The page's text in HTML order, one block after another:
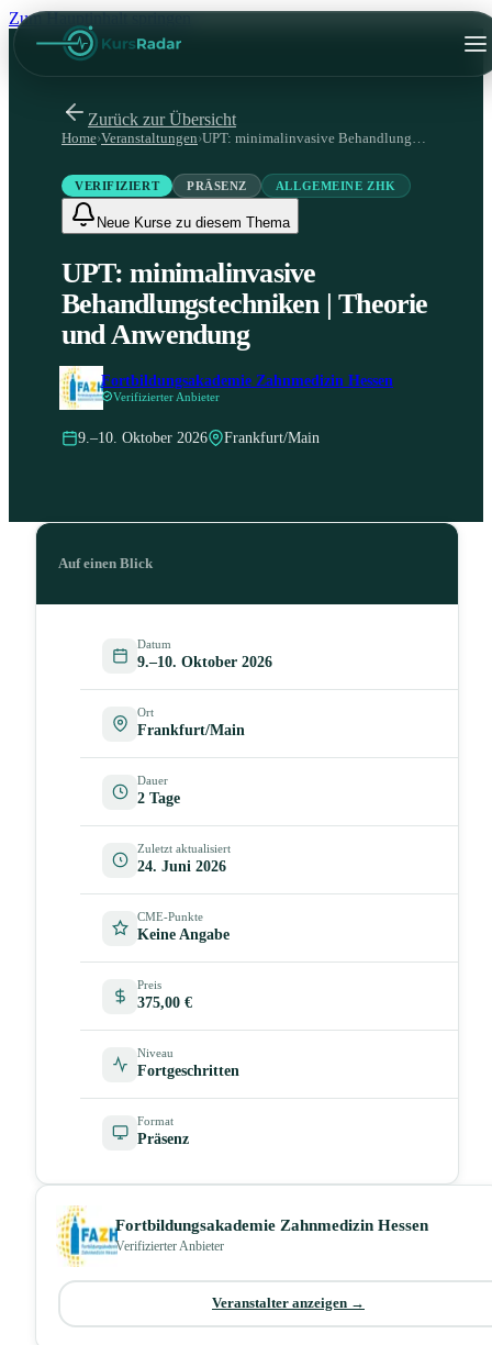
Zum Hauptinhalt springen
Zurück zur Übersicht
Home›Veranstaltungen› UPT: minimalinvasive Behandlungstechniken | Theorie und Anwendung
VERIFIZIERT PRÄSENZ ALLGEMEINE ZHK
Neue Kurse zu diesem Thema
UPT: minimalinvasive
Behandlungstechniken | Theorie
und Anwendung
Fortbildungsakademie Zahnmedizin Hessen
Verifizierter Anbieter
9.–10. Oktober 2026 Frankfurt/Main
Auf einen Blick
Datum
9.–10. Oktober 2026
Ort
Frankfurt/Main
Dauer
2 Tage
Zuletzt aktualisiert
24. Juni 2026
CME-Punkte
Keine Angabe
Preis
375,00 €
Niveau
Fortgeschritten
Format
Präsenz
Fortbildungsakademie Zahnmedizin Hessen
Verifizierter Anbieter
Veranstalter anzeigen →